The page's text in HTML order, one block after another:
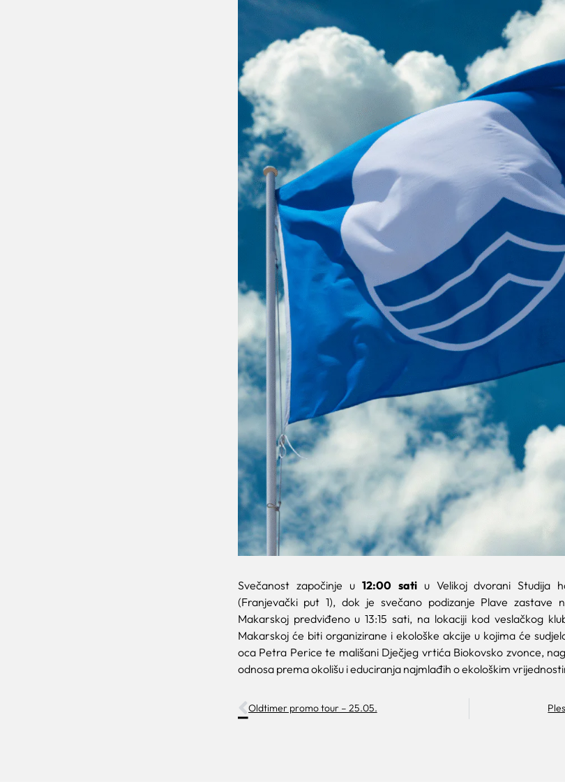
Svečanost započinje u 12:00 sati u Velikoj dvorani Studija
(Franjevački put 1), dok je svečano podizanje Plave zastave
Makarskoj predviđeno u 13:15 sati, na lokaciji kod veslačkog
Makarskoj će biti organizirane i ekološke akcije u kojima će
oca Petra Perice te mališani Dječjeg vrtića Biokovsko zvonce,
odnosa prema okolišu i educiranja najmlađih o ekološkim
Oldtimer promo tour – 25.05.